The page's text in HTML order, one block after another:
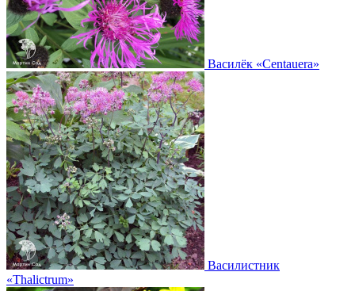
Василёк «Centauera»
Василистник
«Thalictrum»